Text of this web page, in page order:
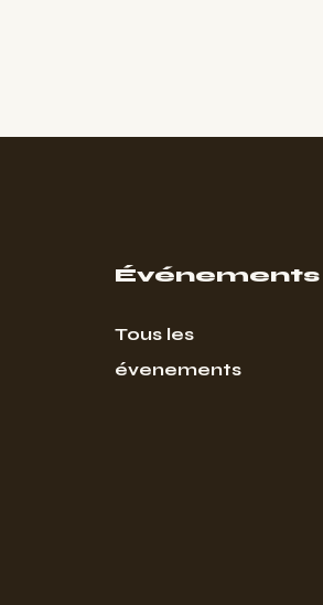
Événements
Tous les
évenements